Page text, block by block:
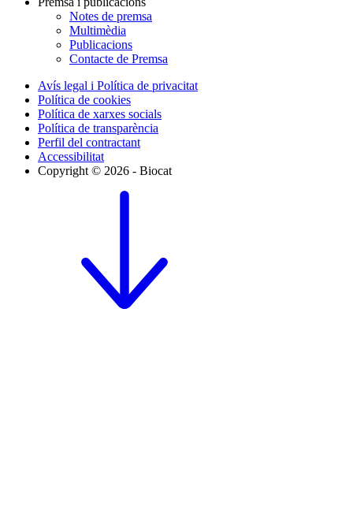
Notes de premsa
Multimèdia
Publicacions
Contacte de Premsa
Avís legal i Política de privacitat
Política de cookies
Política de xarxes socials
Política de transparència
Perfil del contractant
Accessibilitat
Copyright © 2026 - Biocat